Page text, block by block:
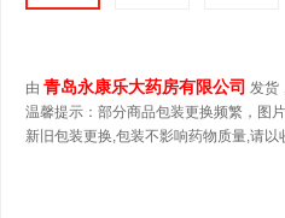
由 青岛永康乐大药房有限公司 发货
温馨提示：部分商品包装更换频繁，图
新旧包装更换,包装不影响药物质量,请